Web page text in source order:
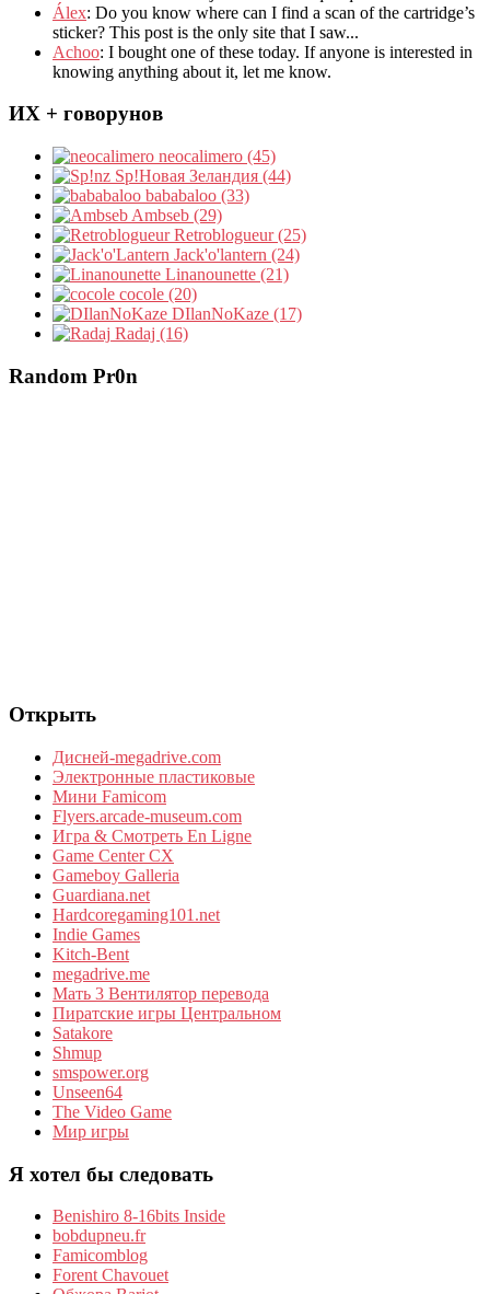
Álex: Do you know where can I find a scan of the cartridge’s
sticker? This post is the only site that I saw...
Achoo: I bought one of these today. If anyone is interested in
knowing anything about it, let me know.
ИХ + говорунов
neocalimero (45)
Sp!Новая Зеландия (44)
bababaloo (33)
Ambseb (29)
Retroblogueur (25)
Jack'o'lantern (24)
Linanounette (21)
cocole (20)
DIlanNoKaze (17)
Radaj (16)
Random Pr0n
Открыть
Дисней-megadrive.com
Электронные пластиковые
Мини Famicom
Flyers.arcade-museum.com
Игра & Смотреть En Ligne
Game Center CX
Gameboy Galleria
Guardiana.net
Hardcoregaming101.net
Indie Games
Kitch-Bent
megadrive.me
Мать 3 Вентилятор перевода
Пиратские игры Центральном
Satakore
Shmup
smspower.org
Unseen64
The Video Game
Мир игры
Я хотел бы следовать
Benishiro 8-16bits Inside
bobdupneu.fr
Famicomblog
Forent Chavouet